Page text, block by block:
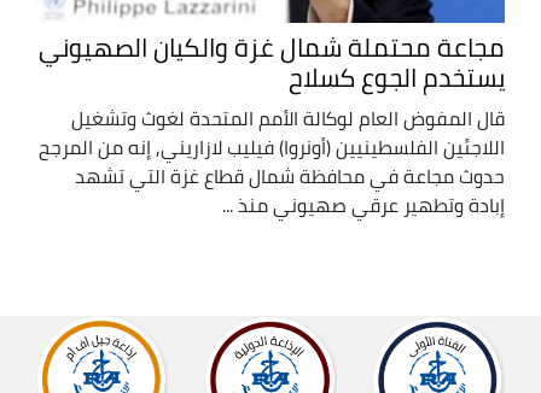
مجاعة محتملة شمال غزة والكيان الصهيوني
يستخدم الجوع كسلاح
قال المفوض العام لوكالة الأمم المتحدة لغوث وتشغيل
اللاجئين الفلسطينيين (أونروا) فيليب لازاريني, إنه من المرجح
حدوث مجاعة في محافظة شمال قطاع غزة التي تشهد
إبادة وتطهير عرقي صهيوني منذ ...